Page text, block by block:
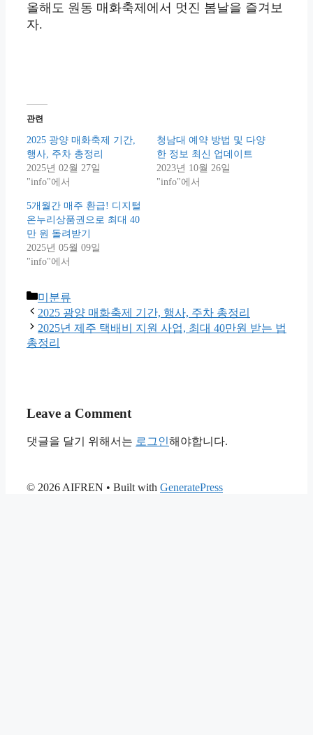
올해도 원동 매화축제에서 멋진 봄날을 즐겨보
자.
관련
2025 광양 매화축제 기간,
행사, 주차 총정리
2025년 02월 27일
"info"에서
청남대 예약 방법 및 다양
한 정보 최신 업데이트
2023년 10월 26일
"info"에서
5개월간 매주 환급! 디지털
온누리상품권으로 최대 40
만 원 돌려받기
2025년 05월 09일
"info"에서
Categories
미분류
2025 광양 매화축제 기간, 행사, 주차 총정리
2025년 제주 택배비 지원 사업, 최대 40만원 받는 법
총정리
Leave a Comment
댓글을 달기 위해서는 로그인해야합니다.
© 2026 AIFREN • Built with GeneratePress